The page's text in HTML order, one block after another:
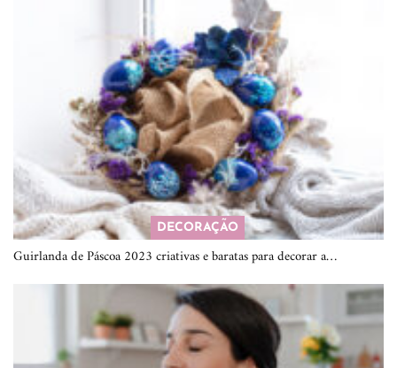
DECORAÇÃO
Guirlanda de Páscoa 2023 criativas e baratas para decorar a…